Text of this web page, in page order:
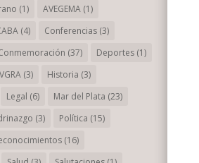
(1) AVEGEMA(1)
(4) Conferencias(3)
(37) Deportes(1)
(3) Historia (3)
Legal (6) Mar del Plata (23)
(3) Política (15)
(16)